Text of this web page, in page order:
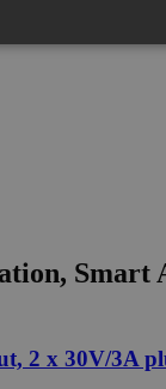
Smart
2 x 30V/3A